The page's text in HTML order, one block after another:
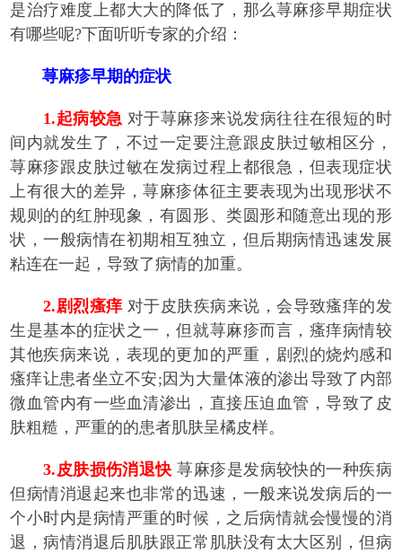
是治疗难度上都大大的降低了，那么荨麻疹早期症状
有哪些呢?下面听听专家的介绍：
荨麻疹早期的症状
1.起病较急 对于荨麻疹来说发病往往在很短的时
间内就发生了，不过一定要注意跟皮肤过敏相区分，
荨麻疹跟皮肤过敏在发病过程上都很急，但表现症状
上有很大的差异，荨麻疹体征主要表现为出现形状不
规则的的红肿现象，有圆形、类圆形和随意出现的形
状，一般病情在初期相互独立，但后期病情迅速发展
粘连在一起，导致了病情的加重。
2.剧烈瘙痒对于皮肤疾病来说，会导致瘙痒的发
生是基本的症状之一，但就荨麻疹而言，瘙痒病情较
其他疾病来说，表现的更加的严重，剧烈的烧灼感和
瘙痒让患者坐立不安;因为大量体液的渗出导致了内部
微血管内有一些血清渗出，直接压迫血管，导致了皮
肤粗糙，严重的的患者肌肤呈橘皮样。
3.皮肤损伤消退快 荨麻疹是发病较快的一种疾病
但病情消退起来也非常的迅速，一般来说发病后的一
个小时内是病情严重的时候，之后病情就会慢慢的消
退，病情消退后肌肤跟正常肌肤没有太大区别，但病